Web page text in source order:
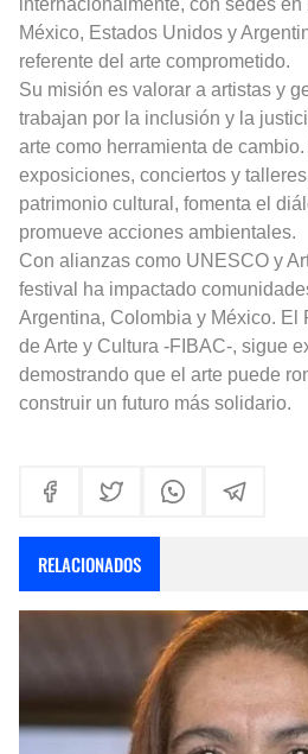
México, Estados Unidos y
referente del arte comprometido.
Su misión es valorar a artistas y
trabajan por la inclusión y la
arte como herramienta de cambio.
exposiciones, conciertos y
patrimonio cultural, fomenta el
promueve acciones ambientales.
Con alianzas como UNESCO y
festival ha impactado
Argentina, Colombia y México. El
de Arte y Cultura -FIBAC-, sigue
demostrando que el arte puede
construir un futuro más solidario.
RELACIONADOS